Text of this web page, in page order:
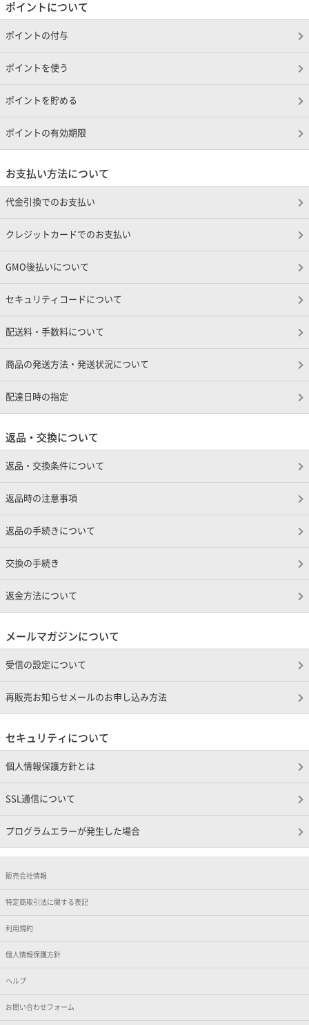
ポイントについて
ポイントの付与
ポイントを使う
ポイントを貯める
ポイントの有効期限
お支払い方法について
代金引換でのお支払い
クレジットカードでのお支払い
GMO後払いについて
セキュリティコードについて
配送料・手数料について
商品の発送方法・発送状況について
配達日時の指定
返品・交換について
返品・交換条件について
返品時の注意事項
返品の手続きについて
交換の手続き
返金方法について
メールマガジンについて
受信の設定について
再販売お知らせメールのお申し込み方法
セキュリティについて
個人情報保護方針とは
SSL通信について
プログラムエラーが発生した場合
販売会社情報
特定商取引法に関する表記
利用規約
個人情報保護方針
ヘルプ
お問い合わせフォーム